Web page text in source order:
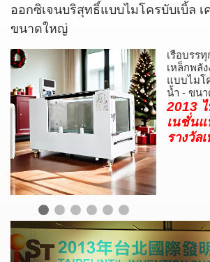
ออกซิเจนบริสุทธิ์แบบไมโครบับเบิ้ล เ
ขนาดใหญ่
เรือบรร
เหล็กพลั
แบบไมโ
น้ำ - ขน
2013 ไ
เนชั่น
รางวัล